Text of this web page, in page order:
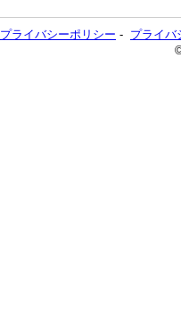
プライバシーポリシー - プライバ